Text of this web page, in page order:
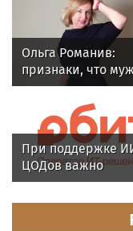
Ольга Романив:
признаки, что
скоро сделает
предложение
При поддержке
ЦОДов важно
опираться на